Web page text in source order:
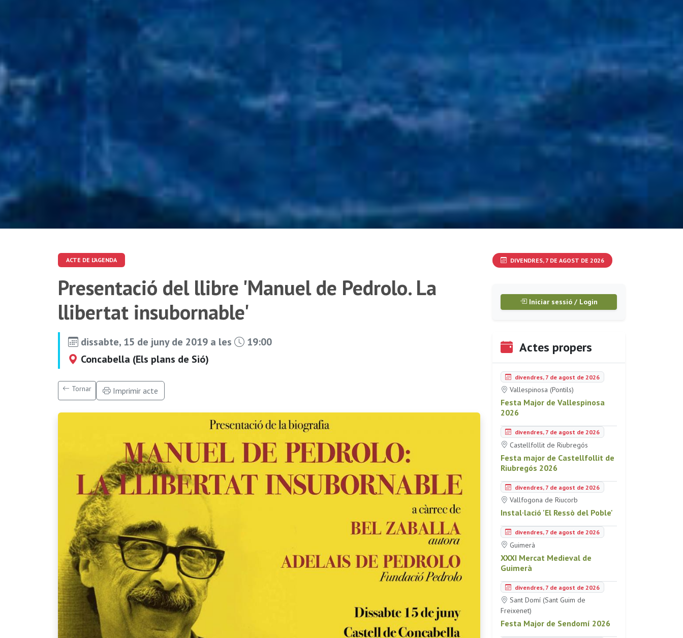
ACTE DE L'AGENDA
Presentació del llibre 'Manuel de Pedrolo. La
llibertat insubornable'
dissabte, 15 de juny de 2019 a les
19:00
Concabella (Els plans de Sió)
Tornar Imprimir acte
DIVENDRES, 7 DE AGOST DE 2026
Iniciar sessió / Login
Actes propers
divendres, 7 de agost de 2026
Vallespinosa (Pontils)
Festa Major de Vallespinosa
2026
divendres, 7 de agost de 2026
Castellfollit de Riubregós
Festa major de Castellfollit de
Riubregós 2026
divendres, 7 de agost de 2026
Vallfogona de Riucorb
Instal·lació 'El Ressò del Poble'
divendres, 7 de agost de 2026
Guimerà
XXXI Mercat Medieval de
Guimerà
divendres, 7 de agost de 2026
Sant Domí (Sant Guim de
Freixenet)
Festa Major de Sendomí 2026